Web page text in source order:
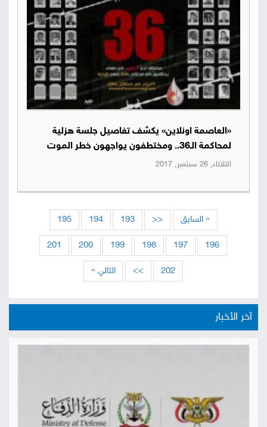
«العاصمة اونلاين» يكشف تفاصيل جلسة هزلية
لمحاكمة الـ36.. ومختطفون يواجهون خطر الموت
الثلاثاء, 26 سبتمبر, 2017
« السابق <<
193
194
195
196
197
198
199
200
201
202
>> التالي »
آخر الأخبار